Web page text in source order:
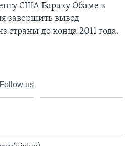
США Бараку Обаме в
завершить вывод
страны до конца 2011 года.
Follow us